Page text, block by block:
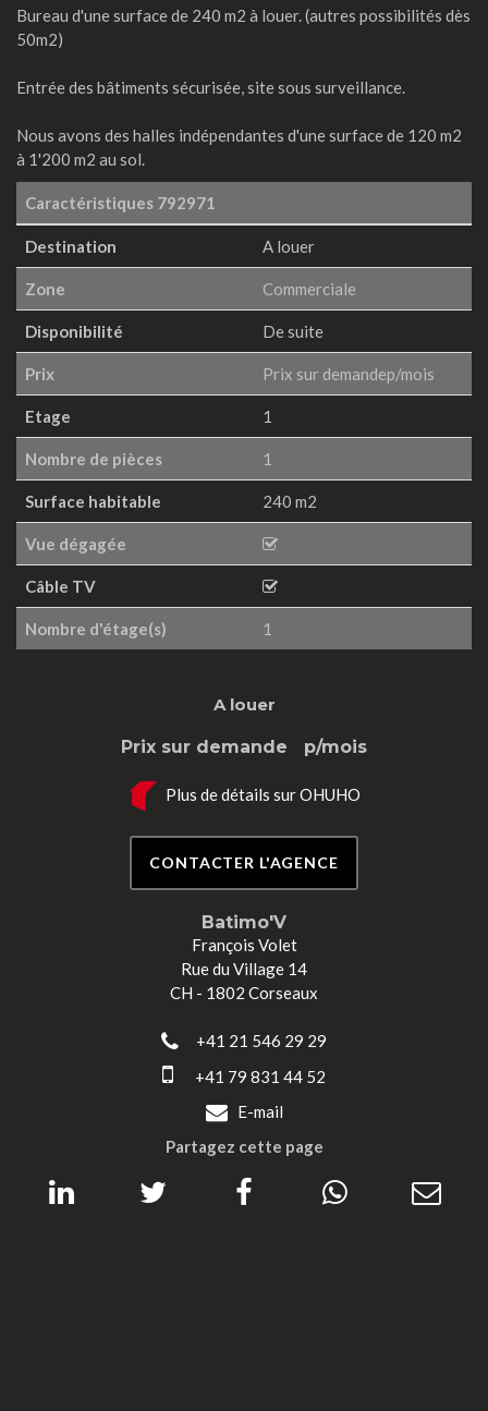
Bureau d'une surface de 240 m2 à louer. (autres possibilités dès
50m2)
Entrée des bâtiments sécurisée, site sous surveillance.
Nous avons des halles indépendantes d'une surface de 120 m2
à 1'200 m2 au sol.
Caractéristiques 792971
Destination A louer
Zone Commerciale
Disponibilité De suite
Prix Prix sur demandep/mois
Etage 1
Nombre de pièces 1
Surface habitable 240 m2
Vue dégagée
Câble TV
Nombre d'étage(s) 1
A louer
Prix sur demande p/mois
Plus de détails sur OHUHO
CONTACTER L'AGENCE
Batimo'V
François Volet
Rue du Village 14
CH - 1802 Corseaux
+41 21 546 29 29
+41 79 831 44 52
E-mail
Partagez cette page